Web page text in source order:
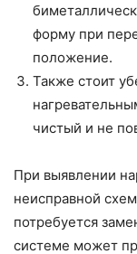
форму при
положение.
Также стоит
чистый и не
При выявлении
неисправной
потребуется
системе может